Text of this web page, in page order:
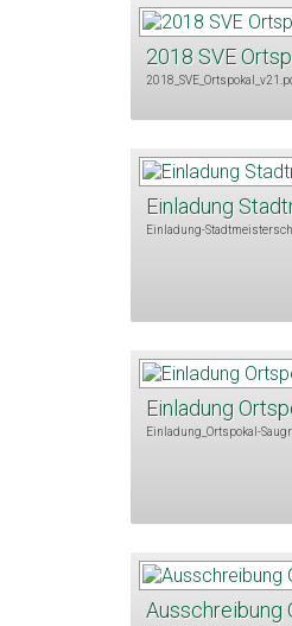
2018 SVE
Einladung
Einladung-
Einladung
Einladung_Ortspokal-
Ausschreibung